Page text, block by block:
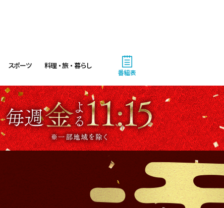
スポーツ 料理・旅・暮らし
番組表
なにわ男子の逆転男子 高橋恭
平の休日に密着!呼び出した仲
午後 4:00
バチバチSTAR
ボート伝説だゾ】